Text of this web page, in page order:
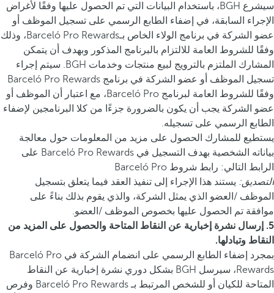
سيشرع BGH، باستخدام البيانات التي تم الحصول عليها وفقًا لأغراض
الإجراء السابقة، في إضفاء الطابع الرسمي على تسجيل الموظف أو
عضو الشركة في برنامج الولاء الخاص بـBarceló Pro Rewards، وذلك
وفقًا للشروط العامة للالتزام بالبرنامج المذكور وبهدف أن يتمكن
المشارك الملتزم بالترويج لبيع منتجات وخدمات BGH. سيتم إجراء
تسجيل الموظف أو عضو الشركة في برنامج Barceló Pro Rewards
وفقًا للشروط العامة لبرنامج Barceló Pro، مع اعتبار أن الموظف أو
عضو الشركة يجب أن يكون بالضرورة جزءًا من كلا البرنامجين لإضفاء
الطابع الرسمي على تسجيله.
يستطيع للمشارك الحصول على مزيد من المعلومات حول معالجة
بياناته الشخصية بهدف التسجيل في Barceló Pro Rewards على
الرابط التالي: رابط شروط Barceló Pro
التصديق: يستند هذا الإجراء إلى تنفيذ العقد فيما يتعلق بتسجيل
الموظف /العضو الذي يمثل الشركة، والذي يقوم بذلك بناءً على
موافقة تم الحصول عليها بخصوص الموظف /العضو.
5. إرسال نشرة إخبارية عن النقاط المتاحة والحصول على المزيد من
النقاط وتبادلها.
بمجرد إضفاء الطابع الرسمي على انضمام الشركة في Barceló Pro
Rewards، سيرسل BGH بشكل دوري نشرة إخبارية عن النقاط
المتاحة للكيان أو للشخص المرتبط بـ Barceló Pro Rewards وفرص